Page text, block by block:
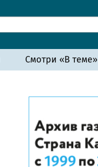
Смотри «В теме»